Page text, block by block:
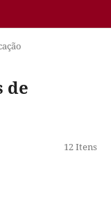
de
12 Itens